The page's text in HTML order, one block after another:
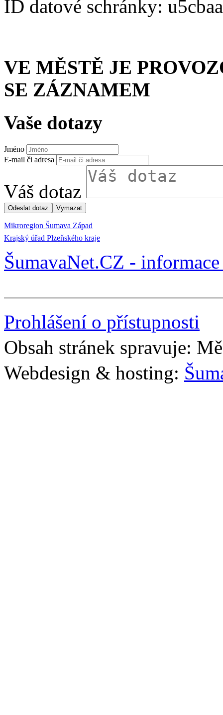
ID datové schránky:
VE MĚSTĚ JE
SE ZÁZNAMEM
Vaše dotazy
Jméno
E-mail či adresa
Váš dotaz
Mikroregion Šumava Západ
Krajský úřad Plzeňského kraje
ŠumavaNet.CZ -
Prohlášení o přístupnosti
Obsah stránek spravuje:
Webdesign & hosting: